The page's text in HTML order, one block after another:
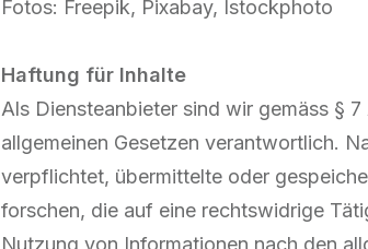
Fotos: Freepik, Pixabay, Istockphoto
Haftung für Inhalte
Als Diensteanbieter sind wir gemäss §
allgemeinen Gesetzen verantwortlich.
verpflichtet, übermittelte oder
forschen, die auf eine rechtswidrige
Nutzung von Informationen nach den